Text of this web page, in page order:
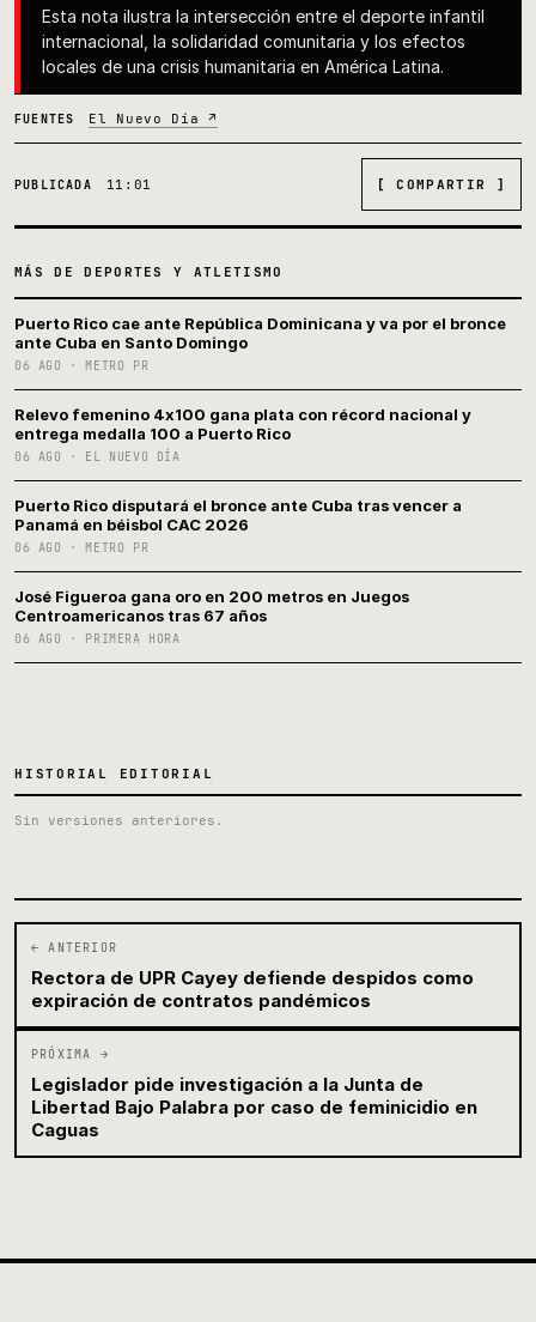
Esta nota ilustra la intersección entre el deporte infantil
internacional, la solidaridad comunitaria y los efectos
locales de una crisis humanitaria en América Latina.
FUENTES El Nuevo Día ↗
PUBLICADA 11:01 [ COMPARTIR ]
MÁS DE DEPORTES Y ATLETISMO
Puerto Rico cae ante República Dominicana y va por el bronce
ante Cuba en Santo Domingo
06 AGO · METRO PR
Relevo femenino 4x100 gana plata con récord nacional y
entrega medalla 100 a Puerto Rico
06 AGO · EL NUEVO DÍA
Puerto Rico disputará el bronce ante Cuba tras vencer a
Panamá en béisbol CAC 2026
06 AGO · METRO PR
José Figueroa gana oro en 200 metros en Juegos
Centroamericanos tras 67 años
06 AGO · PRIMERA HORA
HISTORIAL EDITORIAL
Sin versiones anteriores.
← ANTERIOR
Rectora de UPR Cayey defiende despidos como
expiración de contratos pandémicos
PRÓXIMA →
Legislador pide investigación a la Junta de
Libertad Bajo Palabra por caso de feminicidio en
Caguas